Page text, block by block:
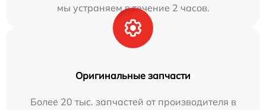
мы устраняем в течение 2 часов.
Оригинальные запчасти
Более 20 тыс. запчастей от производителя в